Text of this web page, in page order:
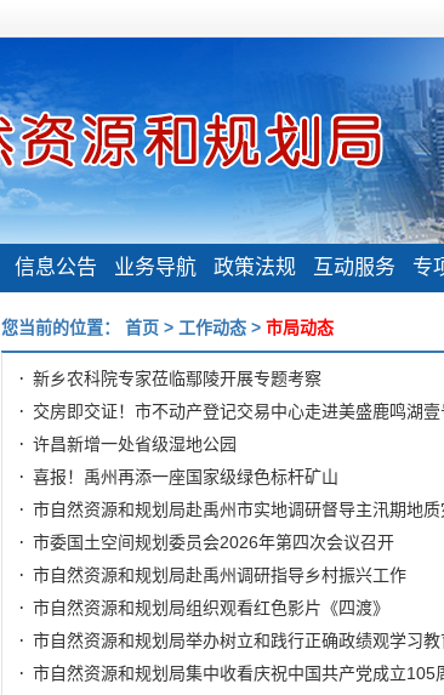
信息公告 业务导航 政策法规 互动服务 专
您当前的位置： 首页 > 工作动态 > 市局动态
新乡农科院专家莅临鄢陵开展专题考察
交房即交证！市不动产登记交易中心走进美盛鹿鸣湖
许昌新增一处省级湿地公园
喜报！禹州再添一座国家级绿色标杆矿山
市自然资源和规划局赴禹州市实地调研督导主汛期地
市委国土空间规划委员会2026年第四次会议召开
市自然资源和规划局赴禹州调研指导乡村振兴工作
市自然资源和规划局组织观看红色影片《四渡》
市自然资源和规划局举办树立和践行正确政绩观学习
市自然资源和规划局集中收看庆祝中国共产党成立105